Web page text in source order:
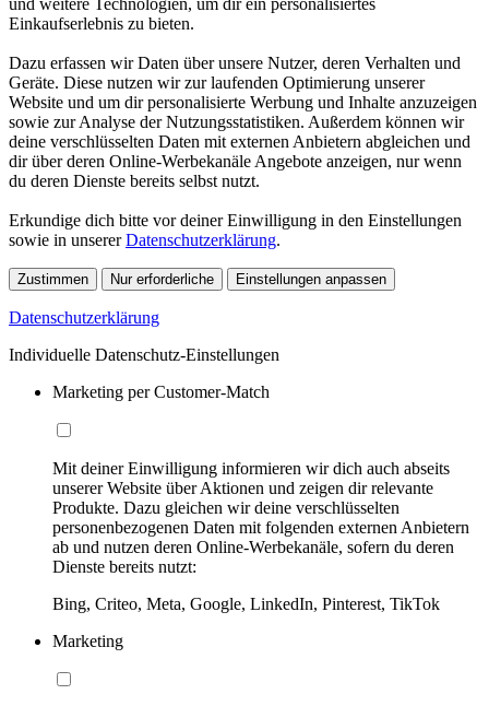
Einkaufserlebnis zu bieten.
Dazu erfassen wir Daten über unsere Nutzer, deren Verhalten und
Geräte. Diese nutzen wir zur laufenden Optimierung unserer
Website und um dir personalisierte Werbung und Inhalte anzuzeigen
sowie zur Analyse der Nutzungsstatistiken. Außerdem können wir
deine verschlüsselten Daten mit externen Anbietern abgleichen und
dir über deren Online-Werbekanäle Angebote anzeigen, nur wenn
du deren Dienste bereits selbst nutzt.
Erkundige dich bitte vor deiner Einwilligung in den Einstellungen
sowie in unsererDatenschutzerklärung.
Zustimmen Nur erforderliche Einstellungen anpassen
Datenschutzerklärung
Individuelle Datenschutz-Einstellungen
Marketing per Customer-Match
Mit deiner Einwilligung informieren wir dich auch abseits
unserer Website über Aktionen und zeigen dir relevante
Produkte. Dazu gleichen wir deine verschlüsselten
personenbezogenen Daten mit folgenden externen Anbietern
ab und nutzen deren Online-Werbekanäle, sofern du deren
Dienste bereits nutzt:
Bing, Criteo, Meta, Google, LinkedIn, Pinterest, TikTok
Marketing